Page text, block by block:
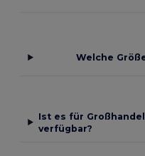
Welche
Ist es für
verfügbar?